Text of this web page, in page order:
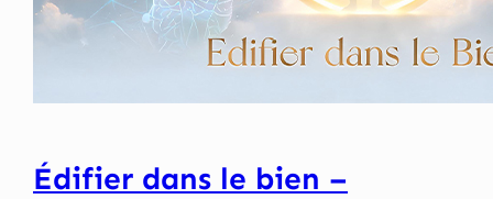
Édifier dans le bien –